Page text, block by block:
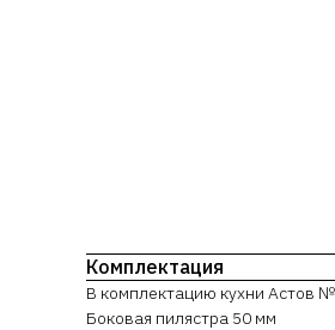
Комплектация
В комплектацию кухни Астов
Боковая пилястра 50 мм